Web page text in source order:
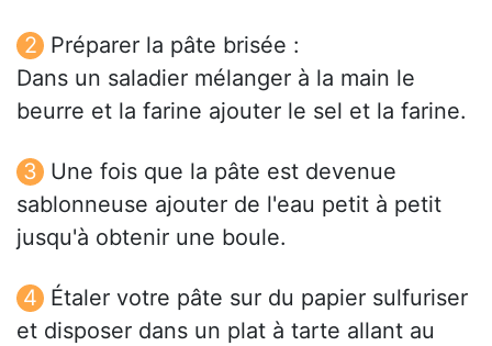
Préparer la pâte brisée :
Dans un saladier mélanger à la main le
beurre et la farine ajouter le sel et la farine.
Une fois que la pâte est devenue
sablonneuse ajouter de l'eau petit à petit
jusqu'à obtenir une boule.
Étaler votre pâte sur du papier sulfuriser
et disposer dans un plat à tarte allant au